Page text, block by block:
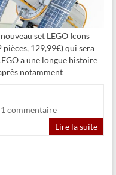
set LEGO Icons
pièces, 129,99€) qui sera
a une longue histoire
notamment
1 commentaire
Lire la suite